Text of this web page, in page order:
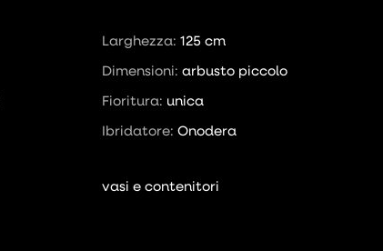
Larghezza:125 cm
Dimensioni:arbusto piccolo
Fioritura: unica
Ibridatore:Onodera
vasi e contenitori